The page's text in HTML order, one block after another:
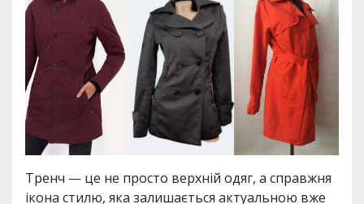
Тренч — це не просто верхній одяг, а справжня
ікона стилю, яка залишається актуальною вже